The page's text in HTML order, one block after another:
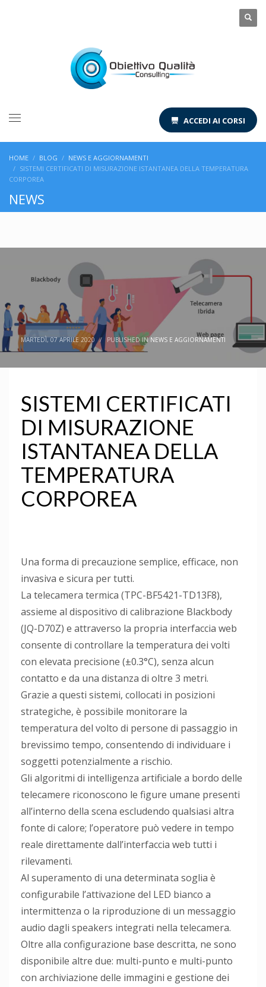
ACCEDI AI CORSI
HOME BLOG
NEWS E AGGIORNAMENTI
SISTEMI CERTIFICATI DI MISURAZIONE ISTANTANEA DELLA TEMPERATURA
CORPOREA
NEWS
MARTEDÌ, 07 APRILE 2020 / PUBLISHED INNEWS E AGGIORNAMENTI
SISTEMI CERTIFICATI
DI MISURAZIONE
ISTANTANEA DELLA
TEMPERATURA
CORPOREA
Una forma di precauzione semplice, efficace, non
invasiva e sicura per tutti.
La telecamera termica (TPC-BF5421-TD13F8),
assieme al dispositivo di calibrazione Blackbody
(JQ-D70Z) e attraverso la propria interfaccia web
consente di controllare la temperatura dei volti
con elevata precisione (±0.3°C), senza alcun
contatto e da una distanza di oltre 3 metri.
Grazie a questi sistemi, collocati in posizioni
strategiche, è possibile monitorare la
temperatura del volto di persone di passaggio in
brevissimo tempo, consentendo di individuare i
soggetti potenzialmente a rischio.
Gli algoritmi di intelligenza artificiale a bordo delle
telecamere riconoscono le figure umane presenti
all’interno della scena escludendo qualsiasi altra
fonte di calore; l’operatore può vedere in tempo
reale direttamente dall’interfaccia web tutti i
rilevamenti.
Al superamento di una determinata soglia è
configurabile l’attivazione del LED bianco a
intermittenza o la riproduzione di un messaggio
audio dagli speakers integrati nella telecamera.
Oltre alla configurazione base descritta, ne sono
disponibile altre due: multi-punto e multi-punto
con archiviazione delle immagini e gestione dei